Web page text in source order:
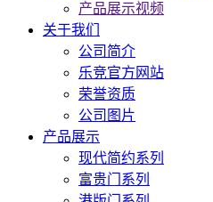
产品展示视频
关于我们
公司简介
乐竞官方网站
荣誉资质
公司图片
产品展示
现代简约系列
富贵门系列